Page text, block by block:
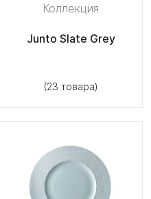
Коллекция
Junto Slate Grey
(23 товара)